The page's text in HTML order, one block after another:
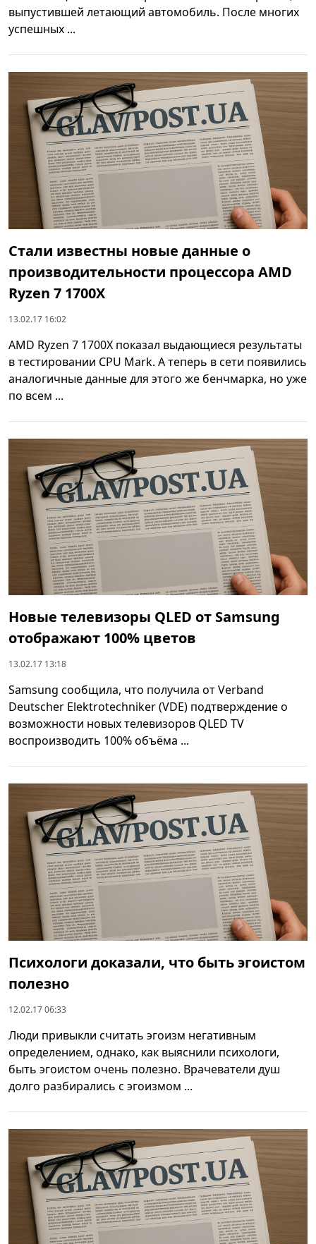
выпустившей летающий автомобиль. После многих
успешных ...
Стали известны новые данные о
производительности процессора AMD
Ryzen 7 1700X
13.02.17 16:02
AMD Ryzen 7 1700X показал выдающиеся результаты
в тестировании CPU Mark. А теперь в сети появились
аналогичные данные для этого же бенчмарка, но уже
по всем ...
Новые телевизоры QLED от Samsung
отображают 100% цветов
13.02.17 13:18
Samsung сообщила, что получила от Verband
Deutscher Elektrotechniker (VDE) подтверждение о
возможности новых телевизоров QLED TV
воспроизводить 100% объёма ...
Психологи доказали, что быть эгоистом
полезно
12.02.17 06:33
Люди привыкли считать эгоизм негативным
определением, однако, как выяснили психологи,
быть эгоистом очень полезно. Врачеватели душ
долго разбирались с эгоизмом ...